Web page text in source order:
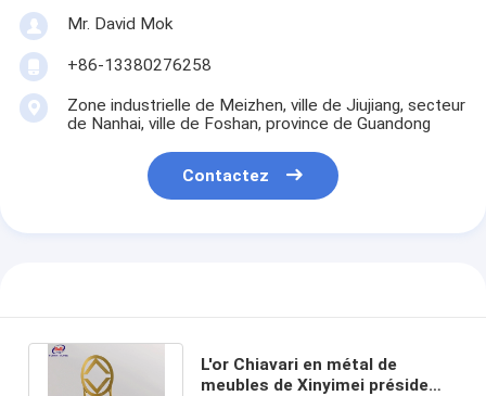
Mr. David Mok
+86-13380276258
Zone industrielle de Meizhen, ville de Jiujiang, secteur
de Nanhai, ville de Foshan, province de Guandong
Contactez
L'or Chiavari en métal de
meubles de Xinyimei préside